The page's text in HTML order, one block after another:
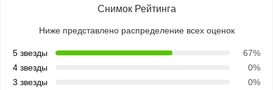
Снимок Рейтинга
Ниже представлено распределение всех оценок
5 звезды
67%
4 звезды
0%
3 звезды
0%